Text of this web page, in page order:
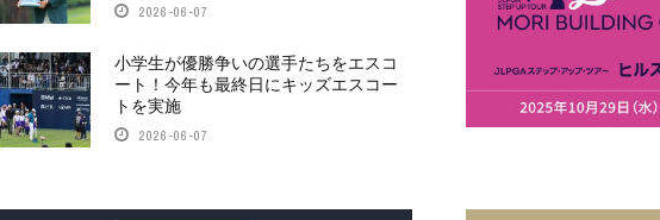
2026-06-07
小学生が優勝争いの選手たちをエスコ
ート！今年も最終日にキッズエスコー
トを実施
2026-06-07